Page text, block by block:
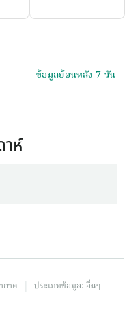
ข้อมูลย้อนหลัง 7 วัน
ห์
กาศ ประเภทข้อมูล: อื่นๆ